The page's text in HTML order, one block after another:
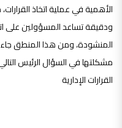
الأهمية في عملية اتخاذ
ودقيقة تساعد المسؤولين على
المنشودة، ومن هذا المنطق
مشكلتها في السؤال الرئيس
القرارات الإدارية